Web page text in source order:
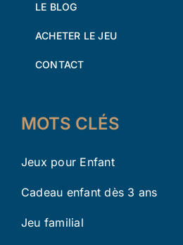
LE BLOG
ACHETER LE JEU
CONTACT
MOTS CLÉS
Jeux pour Enfant
Cadeau enfant dès 3 ans
Jeu familial